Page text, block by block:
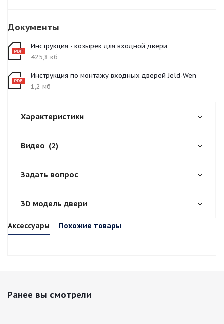
Документы
Инструкция - козырек для входной двери
425,8 кб
Инструкция по монтажу входных дверей Jeld-Wen
1,2 мб
Характеристики
Видео (2)
Задать вопрос
3D модель двери
Аксессуары Похожие товары
Ранее вы смотрели